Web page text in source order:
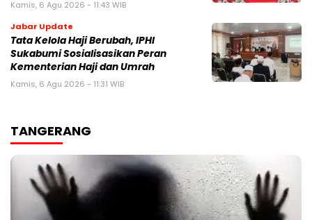
Kamis, 6 Agu 2026 - 11:43 WIB
Jabar Update
Tata Kelola Haji Berubah, IPHI
Sukabumi Sosialisasikan Peran
Kementerian Haji dan Umrah
Kamis, 6 Agu 2026 - 11:31 WIB
TANGERANG